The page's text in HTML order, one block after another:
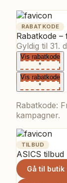
RABATKODE
Rabatkode
Gyldig til 31.
Vis rabatkode
*
Vis rabatkode
*
Rabatkode:
kampagner.
TILBUD
ASICS tilbud
Gå til